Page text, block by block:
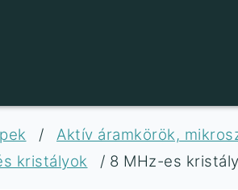
/
Aktív áramkörök,
kristályok / 8 MHz-es kristály